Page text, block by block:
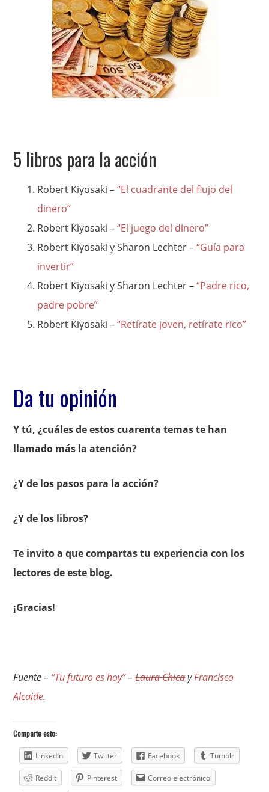
5 libros para la acción
Robert Kiyosaki –“El cuadrante del flujo del
dinero”
Robert Kiyosaki –“El juego del dinero”
Robert Kiyosaki y Sharon Lechter –“Guía para
invertir”
Robert Kiyosaki y Sharon Lechter –“Padre rico,
padre pobre”
Robert Kiyosaki –“Retírate joven, retírate rico”
Da tu opinión
Y tú, ¿cuáles de estos cuarenta temas te han
llamado más la atención?
¿Y de los pasos para la acción?
¿Y de los libros?
Te invito a que compartas tu experiencia con los
lectores de este blog.
¡Gracias!
Fuente – “Tu futuro es hoy”–Laura ChicayFrancisco
Alcaide.
Comparte esto:
LinkedIn Twitter Facebook Tumblr
Reddit Pinterest Correo electrónico